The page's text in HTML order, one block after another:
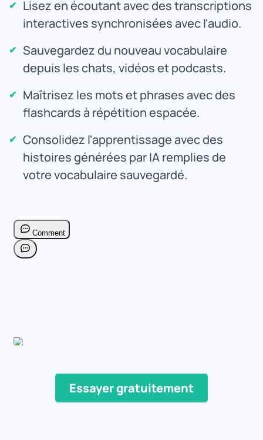
Essayer gratuitement
Lisez en écoutant avec des transcriptions
interactives synchronisées avec l'audio.
Sauvegardez du nouveau vocabulaire
depuis les chats, vidéos et podcasts.
Maîtrisez les mots et phrases avec des
flashcards à répétition espacée.
Consolidez l'apprentissage avec des
histoires générées par IA remplies de
votre vocabulaire sauvegardé.